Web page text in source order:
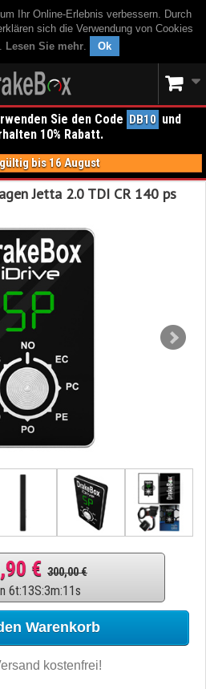
Ihr Online-Erlebnis verbessern. Durch
sich die Verwendung von Cookies
Lesen Sie mehr. Ok
Sie den Code DB10 und
10% Rabatt.
bis 16 August
Jetta 2.0 TDI CR 140 ps
€ 300,00 €
6t:13S:3m:11s
Warenkorb
kostenfrei!